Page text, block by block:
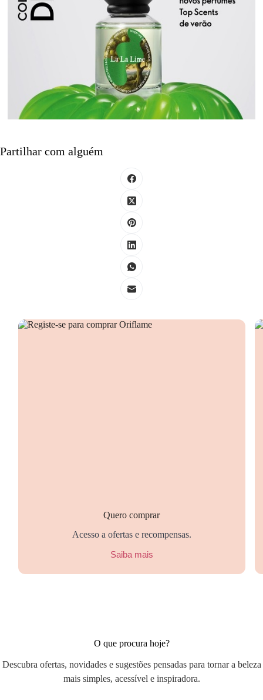
Partilhar com alguém
Quero comprar
Acesso a ofertas e recompensas.
Saiba mais
O que procura hoje?
Descubra ofertas, novidades e sugestões pensadas para tornar a beleza
mais simples, acessível e inspiradora.